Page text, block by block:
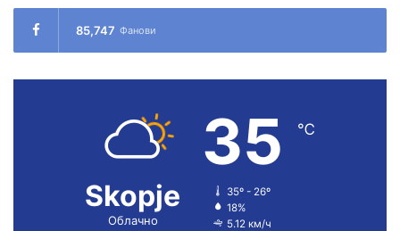
85,747 Фанови
Skopje
Облачно
35 ℃
35º - 26º
18%
5.12 км/ч